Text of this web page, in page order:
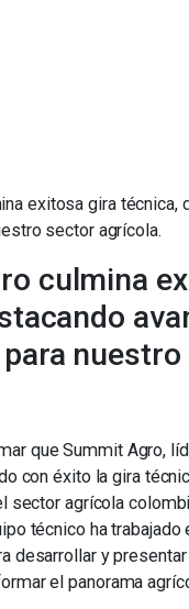
culmina
que Summit Agro,
con éxito la gira
sector agrícola
técnico ha
desarrollar y
el panorama